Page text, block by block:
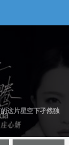
这片星空下孑然独